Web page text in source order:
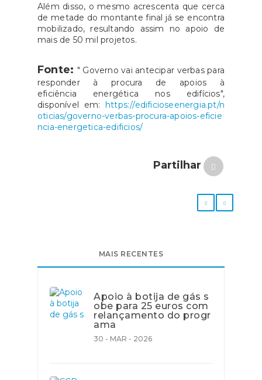
Além disso, o mesmo acrescenta que cerca
de metade do montante final já se encontra
mobilizado, resultando assim no apoio de
mais de 50 mil projetos.
Fonte: " Governo vai antecipar verbas para
responder à procura de apoios à
eficiência energética nos edifícios",
disponível em: https://edificioseenergia.pt/n
oticias/governo-verbas-procura-apoios-eficie
ncia-energetica-edificios/
Partilhar
MAIS RECENTES
Apoio à botija de gás s
obe para 25 euros com
relançamento do progr
ama
30 - MAR - 2026